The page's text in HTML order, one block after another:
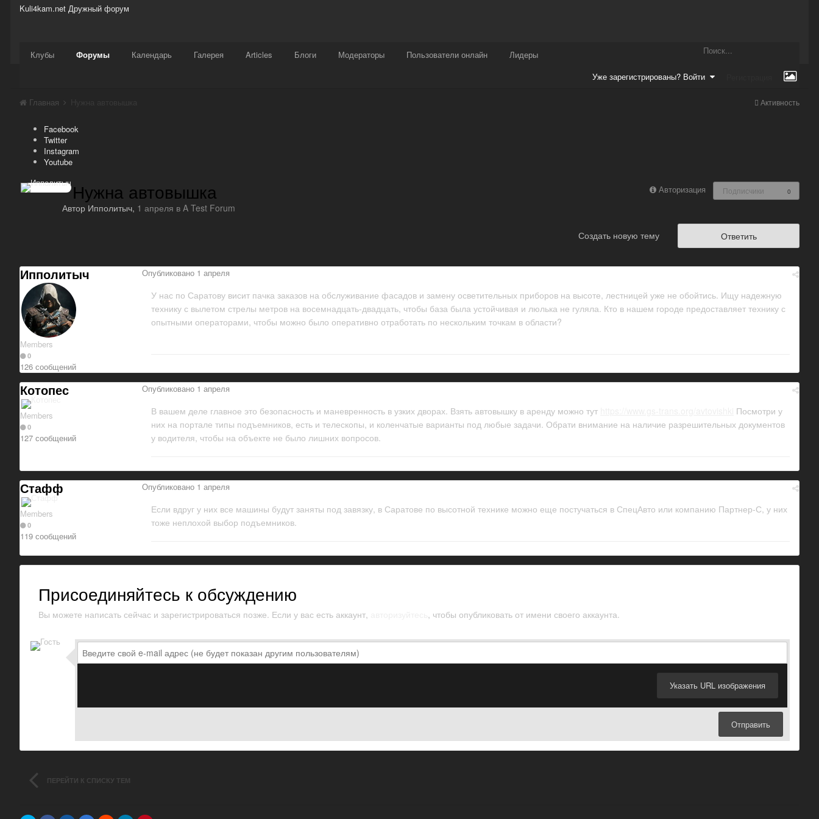
Kuli4kam.net Дружный форум
Сайт
Клубы Форумы Календарь Галерея Articles Блоги Модераторы Пользователи онлайн Лидеры
Активность Support Магазин Награды Чат Больше
Уже зарегистрированы? Войти
Активность
Главная
Facebook
Twitter
Instagram
Youtube
Авторизация Подписчики 0
Нужна автовышка
Автор Ипполитыч, 1 апреля в A Test Forum
Ответить
Создать новую тему
Ипполитыч
Members
0
126 сообщений
Опубликовано 1 апреля
У нас по Саратову висит пачка заказов на обслуживание фасадов и замену осветительных приборов на высоте, лестницей уже не обойтись. Ищу надежную
технику с вылетом стрелы метров на восемнадцать-двадцать, чтобы база была устойчивая и люлька не гуляла. Кто в нашем городе предоставляет технику с
опытными операторами, чтобы можно было оперативно отработать по нескольким точкам в области?
Котопес
Members
0
127 сообщений
Опубликовано 1 апреля
В вашем деле главное это безопасность и маневренность в узких дворах. Взять автовышку в аренду можно тут
Посмотри у
них на портале типы подъемников, есть и телескопы, и коленчатые варианты под любые задачи. Обрати внимание на наличие разрешительных документов
у водителя, чтобы на объекте не было лишних вопросов.
Стафф
Members
0
119 сообщений
Опубликовано 1 апреля
Если вдруг у них все машины будут заняты под завязку, в Саратове по высотной технике можно еще постучаться в СпецАвто или компанию Партнер-С, у них
тоже неплохой выбор подъемников.
Присоединяйтесь к обсуждению
Вы можете написать сейчас и зарегистрироваться позже. Если у вас есть аккаунт, , чтобы опубликовать от имени своего аккаунта.
Указать URL изображения
Отправить
ПЕРЕЙТИ К СПИСКУ ТЕМ